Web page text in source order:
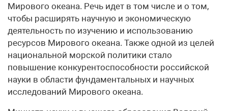
Мирового океана. Речь идет в том числе и о том,
чтобы расширять научную и экономическую
деятельность по изучению и использованию
ресурсов Мирового океана. Также одной из целей
национальной морской политики стало
повышение конкурентоспособности российской
науки в области фундаментальных и научных
исследований Мирового океана.